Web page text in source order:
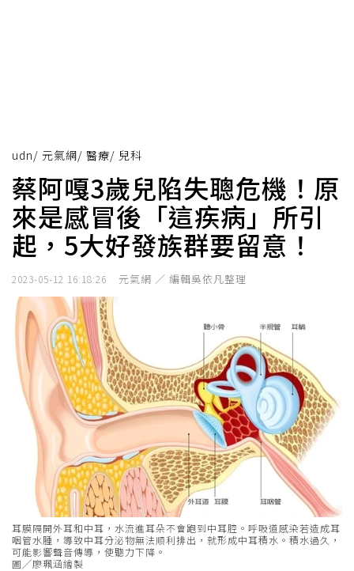
udn/ 元氣網/ 醫療/ 兒科
蔡阿嘎3歲兒陷失聰危機！原
來是感冒後「這疾病」所引
起，5大好發族群要留意！
2023-05-12 16:18:26 元氣網 ／ 編輯吳依凡整理
耳膜隔開外耳和中耳，水流進耳朵不會跑到中耳腔。呼吸道感染若造成耳
咽管水腫，導致中耳分泌物無法順利排出，就形成中耳積水。積水過久，
可能影響聲音傳導，使聽力下降。
圖╱廖珮涵繪製